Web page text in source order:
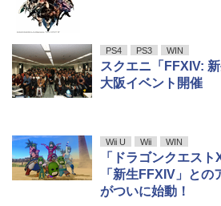
PS4 PS3 WIN
スクエニ「FFXIV:
大阪イベント開催
Wii U Wii WIN
「ドラゴンクエス
「新生FFXIV」と
がついに始動！